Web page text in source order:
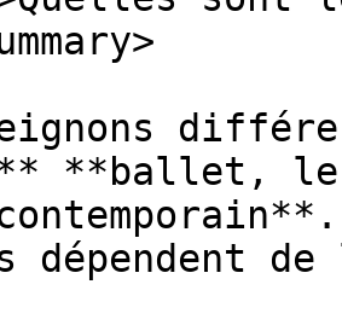
**ballet,
dépendent